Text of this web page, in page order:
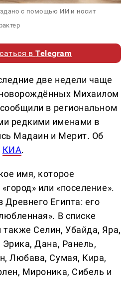
с помощью ИИ и носит
вTelegram
две недели чаще
Михаилом
в региональном
редкими именами в
Мадаин и Мерит. Об
КИА.
имя, которое
или «поселение».
Египта: его
В списке
Селин, Убайда, Яра,
Дана, Ранель,
Любава, Сумая, Кира,
Мироника, Сибель и